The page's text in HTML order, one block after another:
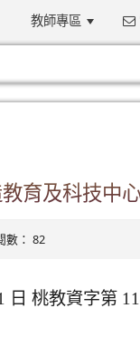
教師專區
育及科技中
數： 82
桃教資字第